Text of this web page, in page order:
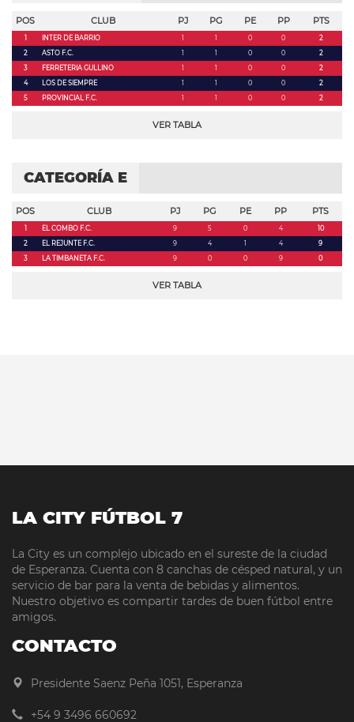
POS CLUB PJ PG PE PP PTS
1 INTER DE BARRIO 1 1 0 0
2
2
ASTO F.C. 1 1 0 0
2
3
FERRETERIA GULLINO 1 1 0 0
2
4
LOS DE SIEMPRE 1 1 0 0
2
5
PROVINCIAL F.C. 1 1 0 0 2
VER TABLA
CATEGORÍA E
POS CLUB PJ PG PE PP PTS
1 EL COMBO F.C. 9 5 0 4
10
2
EL REJUNTE F.C. 9 4 1 4
9
3
LA TIMBANETA F.C. 9 0 0 9 0
VER TABLA
LA CITY FÚTBOL 7
La City es un complejo ubicado en el sureste de la ciudad
de Esperanza. Cuenta con 8 canchas de césped natural, y un
servicio de bar para la venta de bebidas y alimentos.
Nuestro objetivo es compartir tardes de buen fútbol entre
amigos.
CONTACTO
Presidente Saenz Peña 1051, Esperanza
+54 9 3496 660692